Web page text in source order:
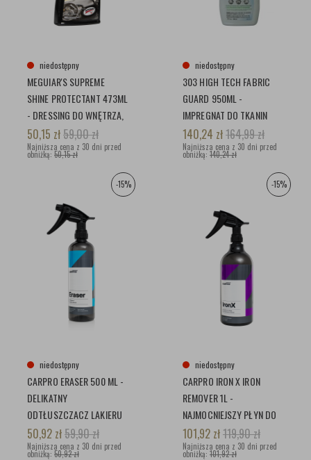
niedostępny
MEGUIAR'S SUPREME
SHINE PROTECTANT 473ML
- DRESSING DO WNĘTRZA,
WYSOKI POŁYSK
50,15 zł59,00zł
Najniższa cena z 30 dni przed
obniżką: 50,15 zł
niedostępny
303 HIGH TECH FABRIC
GUARD 950ML -
IMPREGNAT DO TKANIN
140,24 zł164,99zł
Najniższa cena z 30 dni przed
obniżką: 140,24 zł
-15%
niedostępny
CARPRO ERASER 500 ML -
DELIKATNY
ODTŁUSZCZACZ LAKIERU
PRZED APLKACJĄ
WOSKÓW, POWŁOK
50,92 zł59,90zł
Najniższa cena z 30 dni przed
obniżką: 50,92 zł
-15%
niedostępny
CARPRO IRON X IRON
REMOVER 1L -
NAJMOCNIEJSZY PŁYN DO
CZYSZCZENIA FELG
101,92 zł119,90zł
Najniższa cena z 30 dni przed
obniżką: 101,92 zł